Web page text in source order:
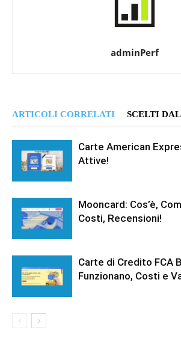
adminPerf
ARTICOLI CORRELATI SCELTI
Carte American
Attive!
Mooncard: Cos’è,
Costi, Recensioni!
Carte di Credito FCA
Funzionano, Costi e